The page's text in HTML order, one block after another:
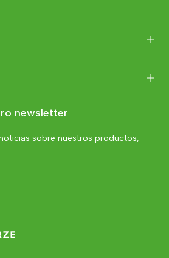
newsletter
sobre nuestros productos,